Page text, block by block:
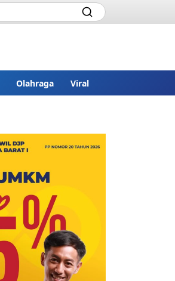
Olahraga Viral